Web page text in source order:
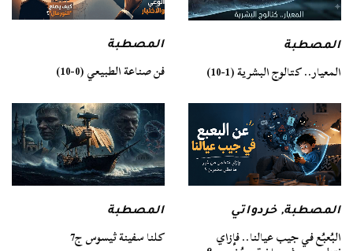
المصطبة
المعيار.. كتالوج البشرية (1-10)
المصطبة
فن صناعة الطبيعي (0-10)
المصطبة,خردواتي
البُعبُع في جيب عيالنا.. فإزاي
المصطبة
كلنا سفينة ثيسوس ج7